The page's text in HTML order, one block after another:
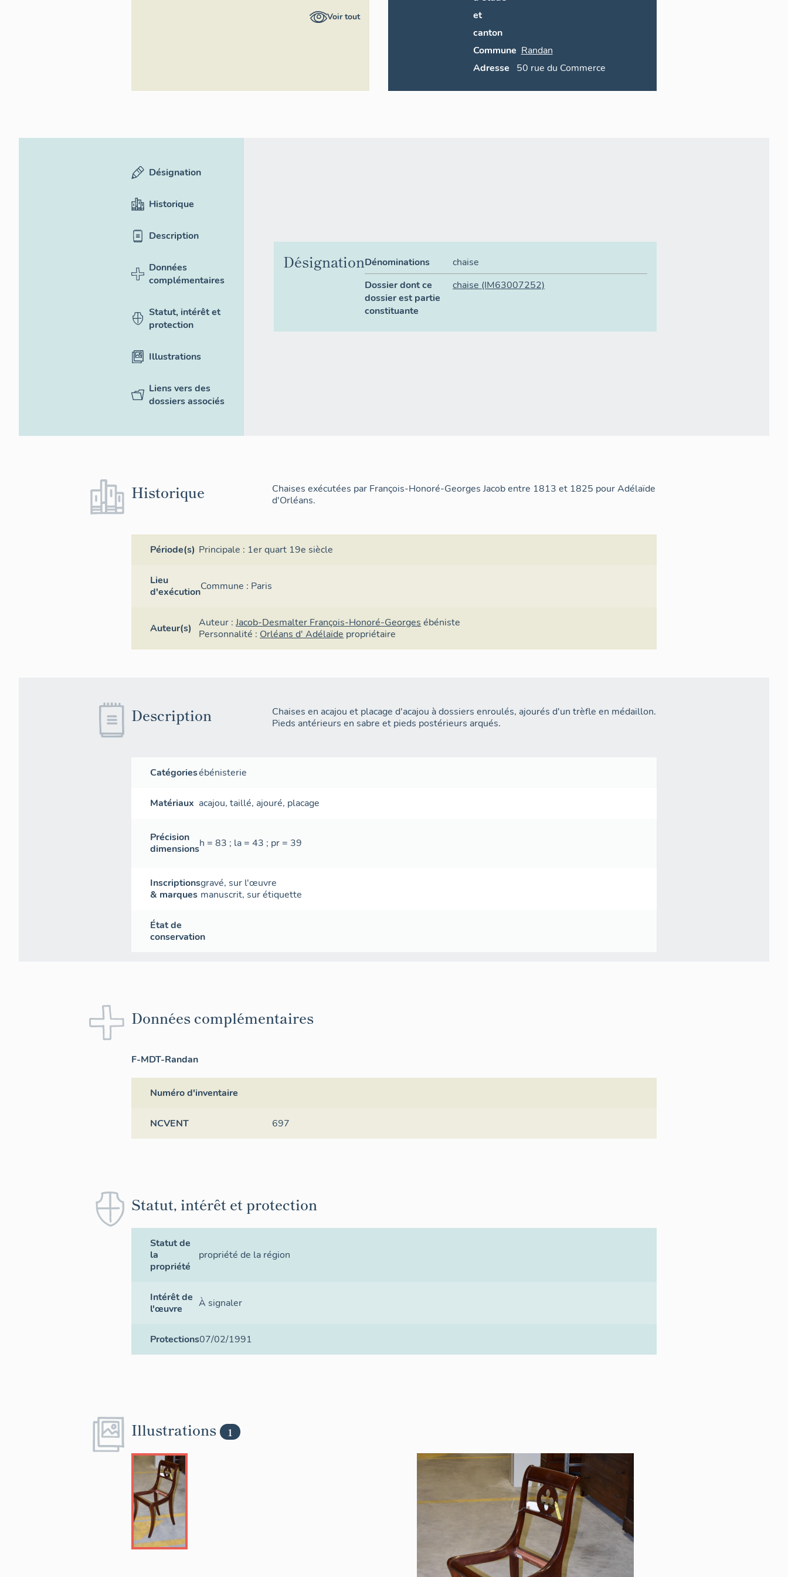
Inventaire général du patrimoineVoir tout
et
canton
Commune Randan
Adresse
50 rue du Commerce
Désignation
Historique
Description
Données
complémentaires
Statut, intérêt et
protection
Illustrations
Liens vers des
dossiers associés
DésignationDénominations
chaise
Dossier dont ce
dossier est partie
constituante
chaise(IM63007252)
Historique
Chaises exécutées par François-Honoré-Georges Jacob entre 1813 et 1825 pour Adélaïde
d'Orléans.
Période(s) Principale : 1er quart 19e siècle
Lieu
d'exécutionCommune : Paris
Auteur(s) Auteur :Jacob-Desmalter François-Honoré-Georges ébéniste
Personnalité : Orléans d' Adélaïde propriétaire
Description
Chaises en acajou et placage d'acajou à dossiers enroulés, ajourés d'un trèfle en médaillon.
Pieds antérieurs en sabre et pieds postérieurs arqués.
Catégoriesébénisterie
Matériaux acajou,taillé, ajouré, placage
Précision
dimensionsh = 83 ; la = 43 ; pr = 39
Inscriptions
& marques
gravé, sur l'œuvre
manuscrit, sur étiquette
État de
conservation
Données complémentaires
F-MDT-Randan
Numéro d'inventaire
NCVENT 697
Statut, intérêt et protection
Statut de
la
propriété
propriété de la région
Intérêt de
l'œuvre
À signaler
Protections07/02/1991
Illustrations 1